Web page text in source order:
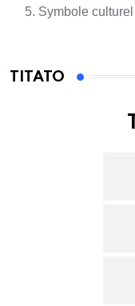
Symbole culturel
TITATO